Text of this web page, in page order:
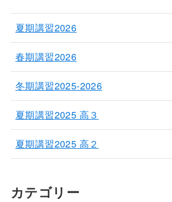
夏期講習2026
春期講習2026
冬期講習2025-2026
夏期講習2025 高３
夏期講習2025 高２
カテゴリー